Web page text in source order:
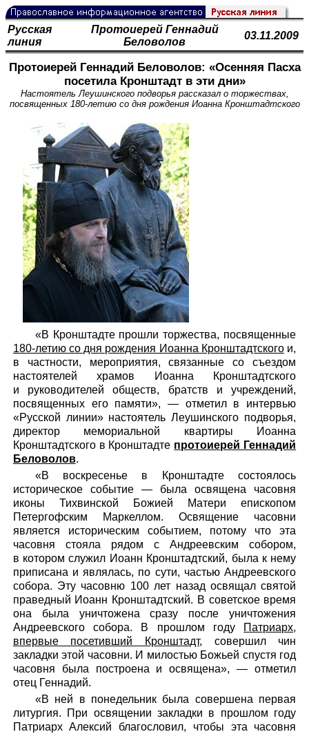
Русская
линия
Протоиерей Геннадий
Беловолов
03.11.2009
Протоиерей Геннадий Беловолов: «Осенняя Пасха
посетила Кронштадт в эти дни»
Настоятель Леушинского подворья рассказал о торжествах,
посвященных 180-летию со дня рождения Иоанна Кронштадтского
«В Кронштадте прошли торжества, посвященные
180-летию со дня рождения Иоанна Кронштадтскогои,
в частности, мероприятия, связанные со съездом
настоятелей храмов Иоанна Кронштадтского
и руководителей обществ, братств и учреждений,
посвященных его памяти», — отметил в интервью
«Русской линии» настоятель Леушинского подворья,
директор мемориальной квартиры Иоанна
Кронштадтского в Кронштадте протоиерей Геннадий
Беловолов.
«В воскресенье в Кронштадте состоялось
историческое событие — была освящена часовня
иконы Тихвинской Божией Матери епископом
Петергофским Маркеллом. Освящение часовни
является историческим событием, потому что эта
часовня стояла рядом с Андреевским собором,
в котором служил Иоанн Кронштадтский, была к нему
приписана и являлась, по сути, частью Андреевского
собора. Эту часовню 100 лет назад освящал святой
праведный Иоанн Кронштадтский. В советское время
она была уничтожена сразу после уничтожения
Андреевского собора. В прошлом году
Патриарх,
впервые посетивший Кронштадт, совершил чин
закладки этой часовни. И милостью Божьей спустя год
часовня была построена и освящена», — отметил
отец Геннадий.
«В ней в понедельник была совершена первая
литургия. При освящении закладки в прошлом году
Патриарх Алексий благословил, чтобы эта часовня